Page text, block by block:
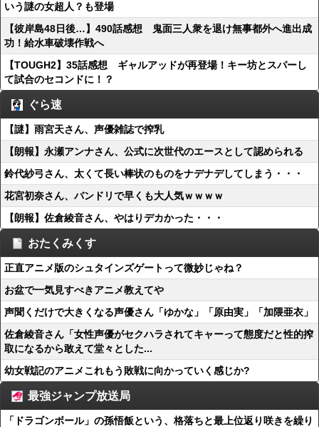
いう謎の女超人？も登場
【彼岸島48日後…】490話感想 鬼面三人衆を退け無事都外へ進出成
功！給水車破壊作戦へ
【TOUGH2】35話感想 ギャルアッドが再登場！キー坊とスパーし
て試合のセコンドに！？
ぐら速
【謎】雨宮天さん、声優雑誌で搾乳
【朗報】永瀬アンナさん、公式に次世代のエースとして認められる
鈴代紗弓さん、太くて長い棒状のものをナデナデしてしまう・・・
花宮初奈さん、バンドリで早くも大人気ｗｗｗｗ
【朗報】佐倉綾音さん、やはりデカかった・・・
おたくみくす
正直アニメ版のシュタインズゲートって微妙じゃね？
お盆で一気見すべきアニメ教えてや
声聞くだけで大きくなる声優さん「ゆかな」「原由実」「加隈亜衣」
佐倉綾音さん「女性声優がセクハラされてキャーって態度だと性的搾
取になるから敢えて堂々とした...
幼女戦記のアニメこれもう敗戦に向かっていく感じか?
最強ジャンプ放送局
「ドラゴンボール」の孫悟飯という、格落ちと最上位返り咲きを繰り